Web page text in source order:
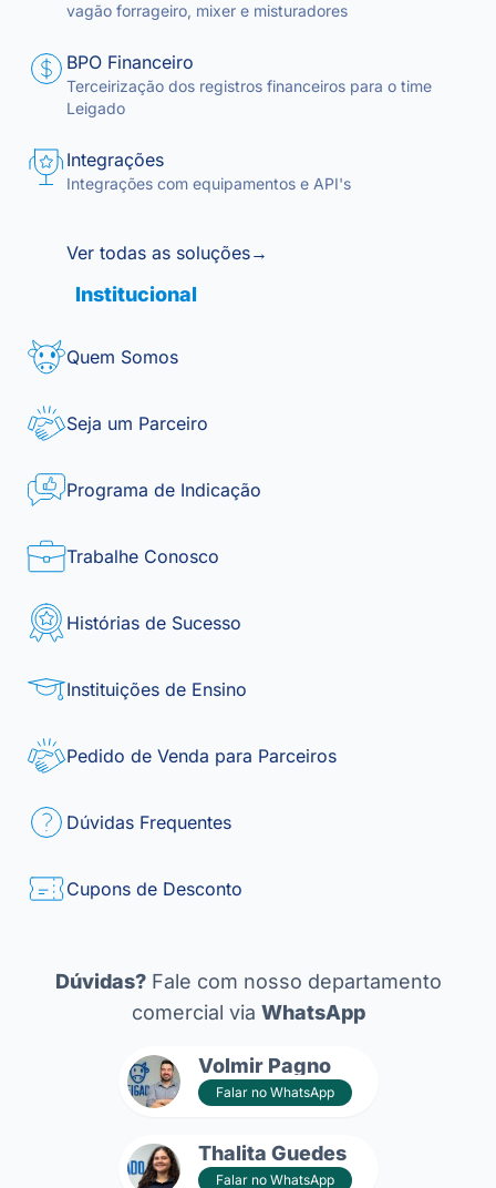
vagão forrageiro, mixer e misturadores
BPO Financeiro
Terceirização dos registros financeiros para o time
Leigado
Integrações
Integrações com equipamentos e API's
Ver todas as soluções→
Institucional
Quem Somos
Seja um Parceiro
Programa de Indicação
Trabalhe Conosco
Histórias de Sucesso
Instituições de Ensino
Pedido de Venda para Parceiros
Dúvidas Frequentes
Cupons de Desconto
Dúvidas?Fale com nosso departamento
comercial via WhatsApp
Volmir Pagno
Falar no WhatsApp
Thalita Guedes
Falar no WhatsApp